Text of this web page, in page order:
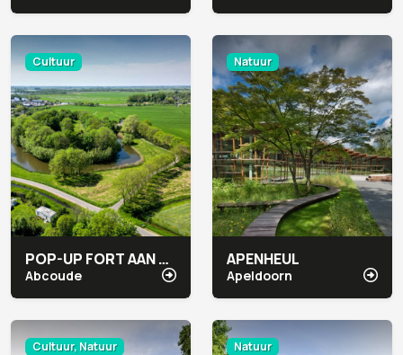
Cultuur
POP-UP FORT AAN DE WINKEL
Abcoude
Natuur
APENHEUL
Apeldoorn
Cultuur, Natuur Natuur